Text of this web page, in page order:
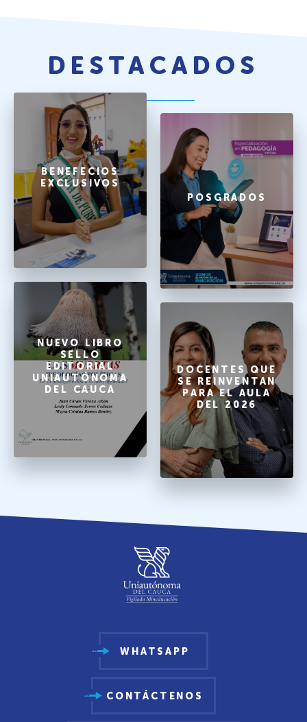
DESTACADOS
BENEFECIOS
EXCLUSIVOS
POSGRADOS
NUEVO LIBRO
SELLO
EDITORIAL
UNIAUTÓNOMA
DEL CAUCA
DOCENTES QUE
SE REINVENTAN
PARA EL AULA
DEL 2026
WHATSAPP
CONTÁCTENOS